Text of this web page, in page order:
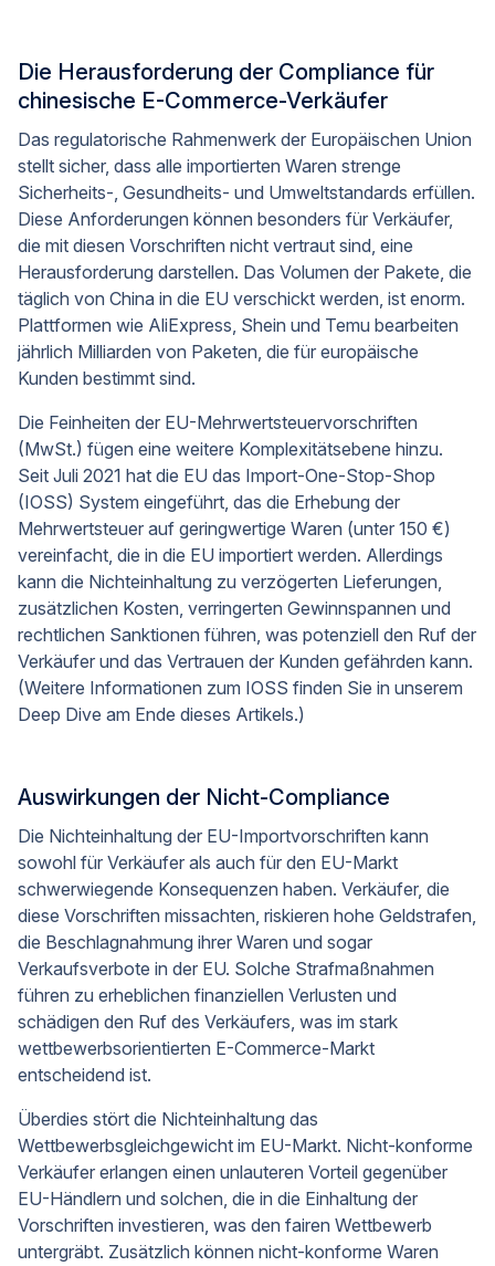
Die Herausforderung der Compliance für
chinesische E-Commerce-Verkäufer
Das regulatorische Rahmenwerk der Europäischen Union
stellt sicher, dass alle importierten Waren strenge
Sicherheits-, Gesundheits- und Umweltstandards erfüllen.
Diese Anforderungen können besonders für Verkäufer,
die mit diesen Vorschriften nicht vertraut sind, eine
Herausforderung darstellen. Das Volumen der Pakete, die
täglich von China in die EU verschickt werden, ist enorm.
Plattformen wie AliExpress, Shein und Temu bearbeiten
jährlich Milliarden von Paketen, die für europäische
Kunden bestimmt sind.
Die Feinheiten der EU-Mehrwertsteuervorschriften
(MwSt.) fügen eine weitere Komplexitätsebene hinzu.
Seit Juli 2021 hat die EU das Import-One-Stop-Shop
(IOSS) System eingeführt, das die Erhebung der
Mehrwertsteuer auf geringwertige Waren (unter 150 €)
vereinfacht, die in die EU importiert werden. Allerdings
kann die Nichteinhaltung zu verzögerten Lieferungen,
zusätzlichen Kosten, verringerten Gewinnspannen und
rechtlichen Sanktionen führen, was potenziell den Ruf der
Verkäufer und das Vertrauen der Kunden gefährden kann.
(Weitere Informationen zum IOSS finden Sie in unserem
Deep Dive am Ende dieses Artikels.)
Auswirkungen der Nicht-Compliance
Die Nichteinhaltung der EU-Importvorschriften kann
sowohl für Verkäufer als auch für den EU-Markt
schwerwiegende Konsequenzen haben. Verkäufer, die
diese Vorschriften missachten, riskieren hohe Geldstrafen,
die Beschlagnahmung ihrer Waren und sogar
Verkaufsverbote in der EU. Solche Strafmaßnahmen
führen zu erheblichen finanziellen Verlusten und
schädigen den Ruf des Verkäufers, was im stark
wettbewerbsorientierten E-Commerce-Markt
entscheidend ist.
Überdies stört die Nichteinhaltung das
Wettbewerbsgleichgewicht im EU-Markt. Nicht-konforme
Verkäufer erlangen einen unlauteren Vorteil gegenüber
EU-Händlern und solchen, die in die Einhaltung der
Vorschriften investieren, was den fairen Wettbewerb
untergräbt. Zusätzlich können nicht-konforme Waren